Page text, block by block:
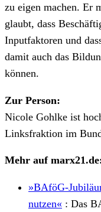
zu eigen machen. Er
glaubt, dass
Inputfaktoren und
damit auch das
können.
Zur Person:
Nicole Gohlke ist
Linksfraktion im
Mehr auf
»BAföG-
nutzen« : Das